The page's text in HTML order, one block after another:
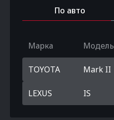
По авто
Марка Модель
TOYOTA Mark II
LEXUS IS